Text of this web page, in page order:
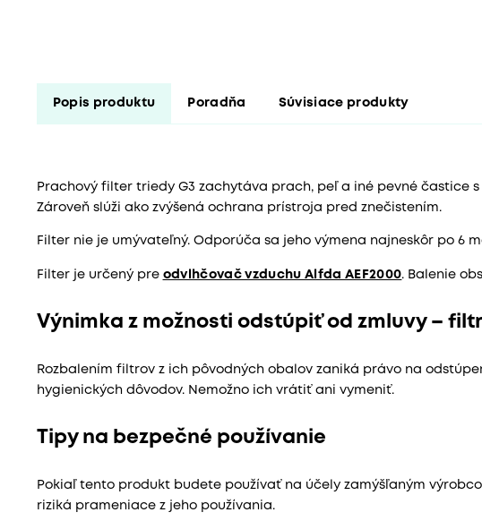
Popis produktu Poradňa Súvisiace produkty
Prachový filter triedy G3 zachytáva prach, peľ a iné pevné častice s
Zároveň slúži ako zvýšená ochrana prístroja pred znečistením.
Filter nie je umývateľný. Odporúča sa jeho výmena najneskôr po 6
Filter je určený pre odvlhčovač vzduchu Alfda AEF2000. Balenie
Výnimka z možnosti odstúpiť od zmluvy –
Rozbalením filtrov z ich pôvodných obalov zaniká právo na
hygienických dôvodov. Nemožno ich vrátiť ani vymeniť.
Tipy na bezpečné používanie
Pokiaľ tento produkt budete používať na účely zamýšľaným
riziká prameniace z jeho používania.